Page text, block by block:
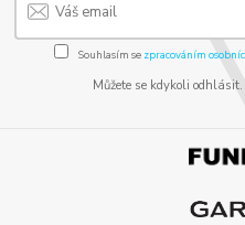
Souhlasím se zpracováním
Můžete se kdykoli